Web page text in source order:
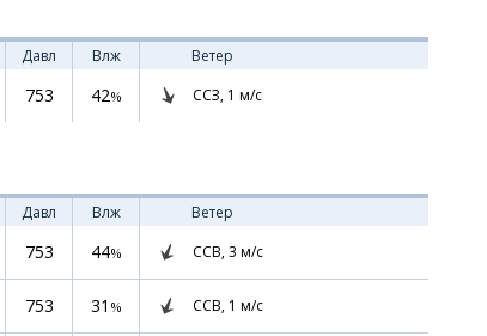
Давл Влж
Ветер
753 42% ССЗ, 1 м/с
Давл Влж
Ветер
753 44% ССВ, 3 м/с
753 31 % ССВ, 1 м/с